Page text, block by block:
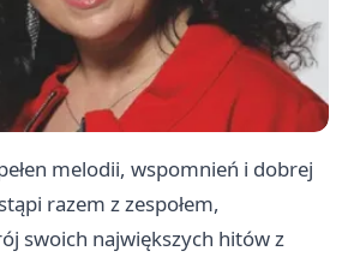
melodii, wspomnień i dobrej
razem z zespołem,
swoich największych hitów z